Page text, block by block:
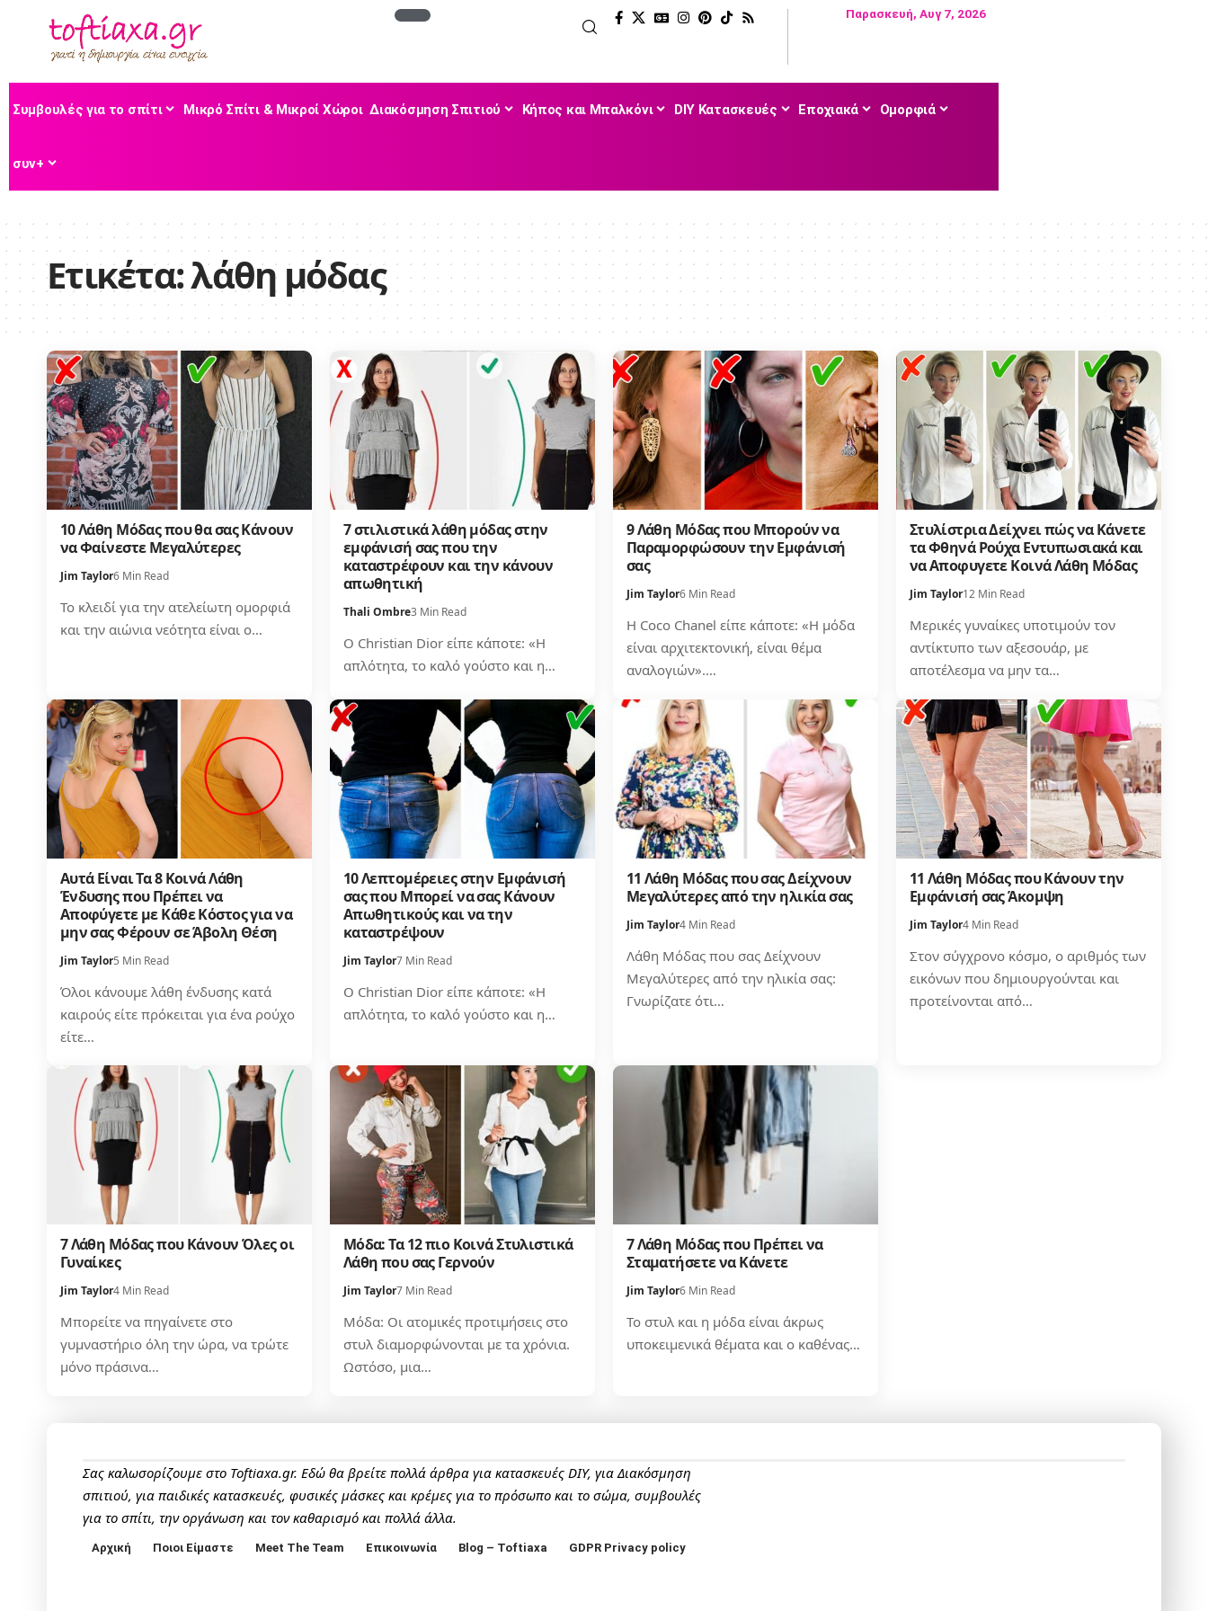
Παρασκευή, Αυγ 7, 2026
Συμβουλές για το σπίτι Μικρό Σπίτι & Μικροί Χώροι Διακόσμηση Σπιτιού Κήπος και Μπαλκόνι DIY Κατασκευές Εποχιακά Ομορφιά
συν+
Ετικέτα:λάθη μόδας
10 Λάθη Μόδας που θα σας Κάνουν
να Φαίνεστε Μεγαλύτερες
Jim Taylor6 Min Read
Το κλειδί για την ατελείωτη ομορφιά
και την αιώνια νεότητα είναι ο…
7 στιλιστικά λάθη μόδας στην
εμφάνισή σας που την
καταστρέφουν και την κάνουν
απωθητική
Thali Ombre3 Min Read
Ο Christian Dior είπε κάποτε: «Η
απλότητα, το καλό γούστο και η…
9 Λάθη Μόδας που Μπορούν να
Παραμορφώσουν την Εμφάνισή
σας
Jim Taylor6 Min Read
Η Coco Chanel είπε κάποτε: «Η μόδα
είναι αρχιτεκτονική, είναι θέμα
αναλογιών».…
Στυλίστρια Δείχνει πώς να Κάνετε
τα Φθηνά Ρούχα Εντυπωσιακά και
να Αποφυγετε Κοινά Λάθη Μόδας
Jim Taylor12 Min Read
Μερικές γυναίκες υποτιμούν τον
αντίκτυπο των αξεσουάρ, με
αποτέλεσμα να μην τα…
Αυτά Είναι Τα 8 Κοινά Λάθη
Ένδυσης που Πρέπει να
Αποφύγετε με Κάθε Κόστος για να
μην σας Φέρουν σε Άβολη Θέση
Jim Taylor5 Min Read
Όλοι κάνουμε λάθη ένδυσης κατά
καιρούς είτε πρόκειται για ένα ρούχο
είτε…
10 Λεπτομέρειες στην Εμφάνισή
σας που Μπορεί να σας Κάνουν
Απωθητικούς και να την
καταστρέψουν
Jim Taylor7 Min Read
Ο Christian Dior είπε κάποτε: «Η
απλότητα, το καλό γούστο και η…
11 Λάθη Μόδας που σας Δείχνουν
Μεγαλύτερες από την ηλικία σας
Jim Taylor4 Min Read
Λάθη Μόδας που σας Δείχνουν
Μεγαλύτερες από την ηλικία σας:
Γνωρίζατε ότι…
11 Λάθη Μόδας που Κάνουν την
Εμφάνισή σας Άκομψη
Jim Taylor4 Min Read
Στον σύγχρονο κόσμο, ο αριθμός των
εικόνων που δημιουργούνται και
προτείνονται από…
7 Λάθη Μόδας που Κάνουν Όλες οι
Γυναίκες
Jim Taylor4 Min Read
Μπορείτε να πηγαίνετε στο
γυμναστήριο όλη την ώρα, να τρώτε
μόνο πράσινα…
Μόδα: Τα 12 πιο Κοινά Στυλιστικά
Λάθη που σας Γερνούν
Jim Taylor7 Min Read
Μόδα: Οι ατομικές προτιμήσεις στο
στυλ διαμορφώνονται με τα χρόνια.
Ωστόσο, μια…
7 Λάθη Μόδας που Πρέπει να
Σταματήσετε να Κάνετε
Jim Taylor6 Min Read
Το στυλ και η μόδα είναι άκρως
υποκειμενικά θέματα και ο καθένας…
Σας καλωσορίζουμε στο Toftiaxa.gr. Εδώ θα βρείτε πολλά άρθρα για κατασκευές DIY, για Διακόσμηση
σπιτιού, για παιδικές κατασκευές, φυσικές μάσκες και κρέμες για το πρόσωπο και το σώμα, συμβουλές
για το σπίτι, την οργάνωση και τον καθαρισμό και πολλά άλλα.
Αρχική Ποιοι Είμαστε Meet The Team Επικοινωνία Blog – Toftiaxa GDPR Privacy policy